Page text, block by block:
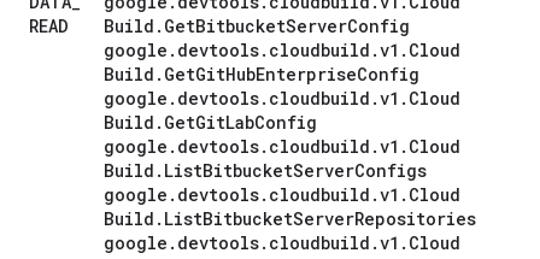
READ
Build . GetBitbucketServerConfig
google . devtools. cloudbuild .v1 . Cloud
Build . GetGitHubEnterpriseConfig
google . devtools. cloudbuild .v1 . Cloud
Build . GetGitLabConfig
google . devtools. cloudbuild .v1 . Cloud
Build . ListBitbucketServerConfigs
google . devtools. cloudbuild .v1 . Cloud
Build . ListBitbucketServerRepositories
google . devtools. cloudbuild .v1 . Cloud